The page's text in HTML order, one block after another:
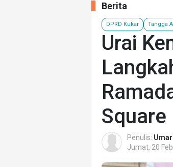
Berita
DPRD Kukar Tangga
Urai
Square
Penulis:
Jumat, 20